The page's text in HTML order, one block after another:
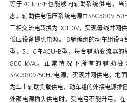
等于70 km/h也能够向辅助系统供电，
态。辅助供电低压系统电源由3AC380V
三相交流电转换为DC110V，实现母线并网
低压设备提供电源。 8辆编组的动车组设4
型，3、6车ACU-B型，每台辅助变流器
800 kVA。正常情况下所有的辅助
3AC380V/50Hz电源，实现并网供电，地
为车上辅助负载供电，动车组的外接电源插
外部电源插头供电时，受电弓不能升弓。